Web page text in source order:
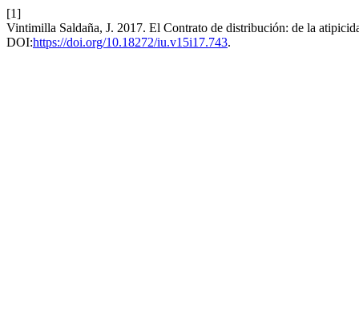
[1]
Vintimilla Saldaña, J. 2017. El Contrato de distribución: de la
DOI:https://doi.org/10.18272/iu.v15i17.743.